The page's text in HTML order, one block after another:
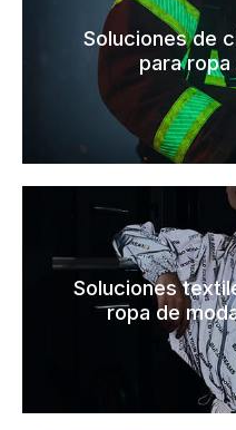
Soluciones de
para
Soluciones
ropa de